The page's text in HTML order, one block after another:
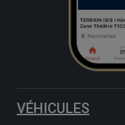
VÉHICULES